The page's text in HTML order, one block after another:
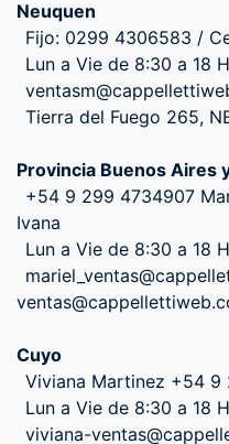
Neuquen
Fijo: 0299 4306583 /
Lun a Vie de 8:30 a 18
Tierra del Fuego 265,
Provincia Buenos Aires
+54 9 299 4734907
Ivana
Lun a Vie de 8:30 a 18
Cuyo
Viviana Martinez +54 9
Lun a Vie de 8:30 a 18
viviana-